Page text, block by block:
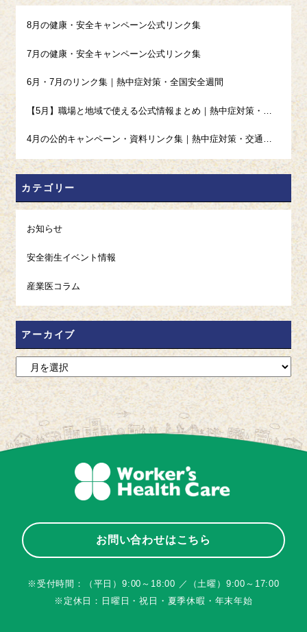
8月の健康・安全キャンペーン公式リンク集
7月の健康・安全キャンペーン公式リンク集
6月・7月のリンク集｜熱中症対策・全国安全週間
4月の公的キャンペーン・資料リンク集｜熱中症対策・交通安全・発達障害啓発・ストレスチェック
カテゴリー
お知らせ
安全衛生イベント情報
産業医コラム
アーカイブ
お問い合わせはこちら
※受付時間：（平日）9:00～18:00 ／（土曜）9:00～17:00
※定休日：日曜日・祝日・夏季休暇・年末年始